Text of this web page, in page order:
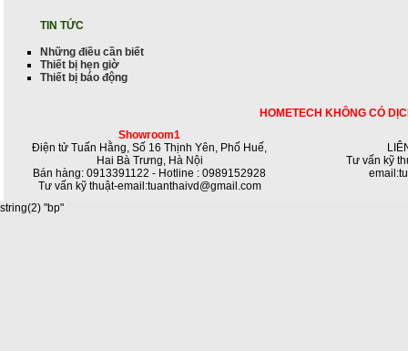
TIN TỨC
Những điều cần biết
Thiết bị hẹn giờ
Thiết bị báo động
HOMETECH KHÔNG CÓ
Showroom1
Điện tử Tuấn Hằng, Số 16 Thịnh Yên, Phố Huế,
Hai Bà Trưng, Hà Nội
Bán hàng: 0913391122 - Hotline : 0989152928
Tư vấn kỹ thuật-email:tuanthaivd@gmail.com
Tư vấn kỹ
string(2) "bp"